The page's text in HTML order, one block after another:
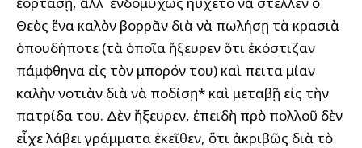
Θεὸς ἕνα καλὸν βορρᾶν διὰ νὰ πωλήσῃ τὰ κρασιὰ
ὁπουδήποτε (τὰ ὁποῖα ἤξευρεν ὅτι ἐκόστιζαν
πάμφθηνα εἰς τὸν ἔμπορόν του) καὶ ἔπειτα μίαν
καλὴν νοτιὰν διὰ νὰ ποδίσῃ* καὶ μεταβῇ εἰς τὴν
πατρίδα του. Δὲν ἤξευρεν, ἐπειδὴ πρὸ πολλοῦ δὲν
εἶχε λάβει γράμματα ἐκεῖθεν, ὅτι ἀκριβῶς διὰ τὸ